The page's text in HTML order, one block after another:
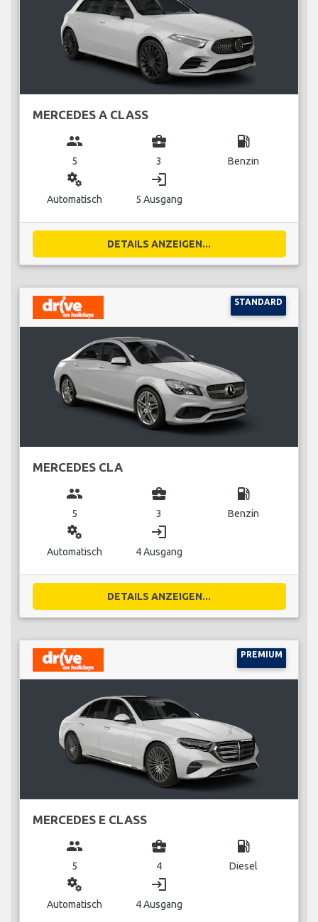
MERCEDES A CLASS
group
5
business_center
3
local_gas_station
Benzin
miscellaneous_services
Automatisch
login
5 Ausgang
DETAILS ANZEIGEN...
STANDARD
MERCEDES CLA
group
5
business_center
3
local_gas_station
Benzin
miscellaneous_services
Automatisch
login
4 Ausgang
DETAILS ANZEIGEN...
PREMIUM
MERCEDES E CLASS
group
5
business_center
4
local_gas_station
Diesel
miscellaneous_services
Automatisch
login
4 Ausgang